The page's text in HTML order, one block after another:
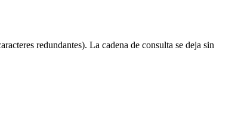
redundantes). La cadena de consulta se deja sin